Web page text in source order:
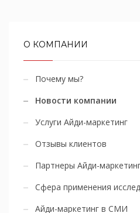
О КОМПАНИИ
Почему мы?
Новости компании
Услуги Айди-маркетинг
Отзывы клиентов
Партнеры Айди-
Сфера применения
Айди-маркетинг в СМИ